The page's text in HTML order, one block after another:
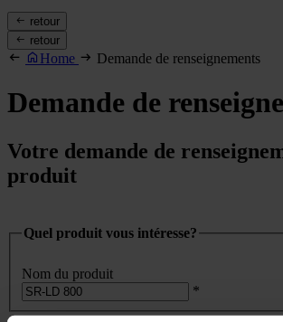
retour
retour
Home Demande de renseignements
Demande de
Votre demande de
produit
Quel produit vous intéresse?
Nom du produit
*